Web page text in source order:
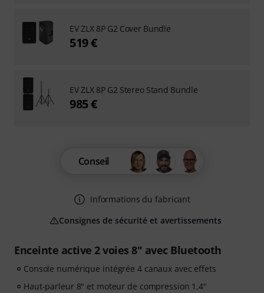
Enceinte active 2 voies 8" avec Bluetooth
Console numérique intégrée 4 canaux avec effets
Haut-parleur 8" et moteur de compression 1,4"
Conseil
Informations du fabricant
Consignes de sécurité et avertissements
EV ZLX 8P G2 Cover Bundle
519 €
EV ZLX 8P G2 Stereo Stand Bundle
985 €